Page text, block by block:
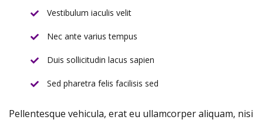
Vestibulum iaculis velit
Nec ante varius tempus
Duis sollicitudin lacus sapien
Sed pharetra felis facilisis sed
Pellentesque vehicula, erat eu ullamcorper aliquam, nisi